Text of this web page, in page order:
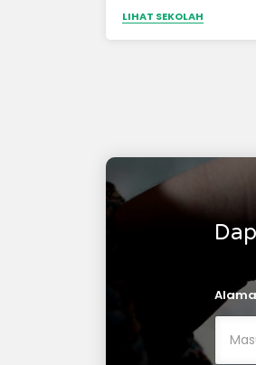
LIHAT SEKOLAH